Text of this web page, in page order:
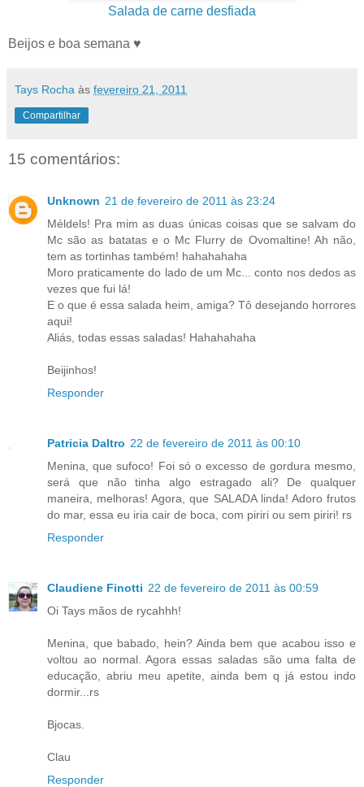
Salada de carne desfiada
Beijos e boa semana ♥
Tays Rocha às fevereiro 21, 2011
Compartilhar
15 comentários:
Unknown 21 de fevereiro de 2011 às 23:24
Méldels! Pra mim as duas únicas coisas que se salvam do
Mc são as batatas e o Mc Flurry de Ovomaltine! Ah não,
tem as tortinhas também! hahahahaha
Moro praticamente do lado de um Mc... conto nos dedos as
vezes que fui lá!
E o que é essa salada heim, amiga? Tô desejando horrores
aqui!
Aliás, todas essas saladas! Hahahahaha
Beijinhos!
Responder
Patricia Daltro 22 de fevereiro de 2011 às 00:10
Menina, que sufoco! Foi só o excesso de gordura mesmo,
será que não tinha algo estragado ali? De qualquer
maneira, melhoras! Agora, que SALADA linda! Adoro frutos
do mar, essa eu iria cair de boca, com piriri ou sem piriri! rs
Responder
Claudiene Finotti 22 de fevereiro de 2011 às 00:59
Oi Tays mãos de rycahhh!
Menina, que babado, hein? Ainda bem que acabou isso e
voltou ao normal. Agora essas saladas são uma falta de
educação, abriu meu apetite, ainda bem q já estou indo
dormir...rs
Bjocas.
Clau
Responder